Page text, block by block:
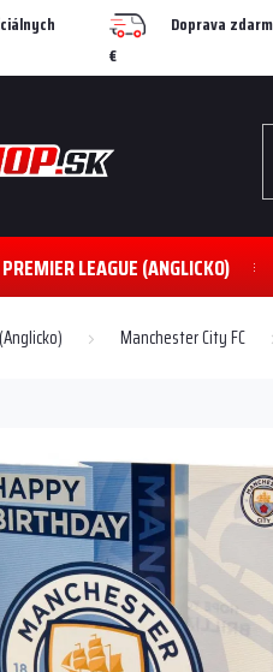
Doprava
€
PREMIER LEAGUE (ANGLICKO)
Manchester City FC